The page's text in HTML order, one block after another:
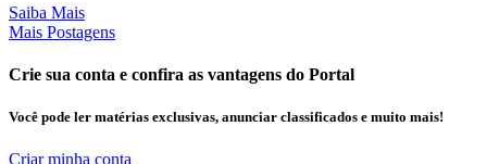
Saiba Mais
Mais Postagens
Crie sua conta e confira as vantagens do Portal
Você pode ler matérias exclusivas, anunciar classificados e muito mais!
Criar minha conta